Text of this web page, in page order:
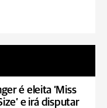
é eleita ‘Miss
e irá disputar